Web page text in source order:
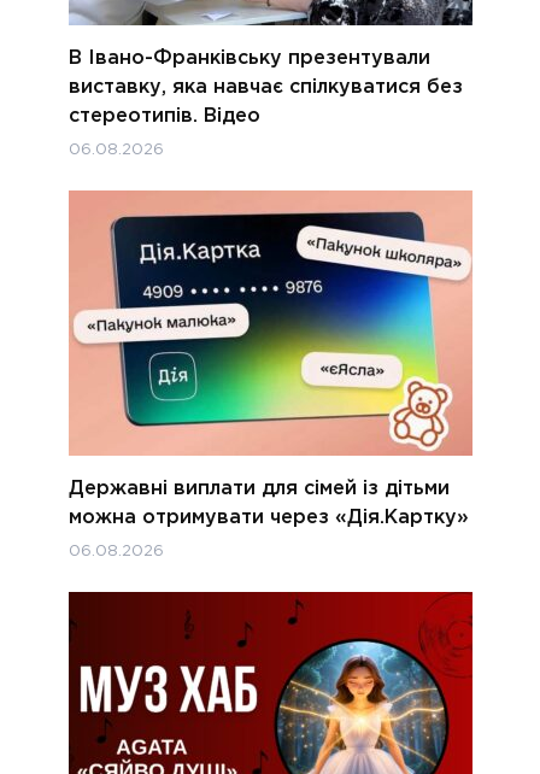
В Івано-Франківську презентували
виставку, яка навчає спілкуватися без
стереотипів. Відео
06.08.2026
Державні виплати для сімей із дітьми
можна отримувати через «Дія.Картку»
06.08.2026